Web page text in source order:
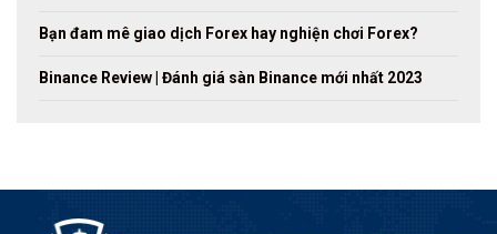
Bạn đam mê giao dịch Forex hay nghiện chơi Forex?
Binance Review | Đánh giá sàn Binance mới nhất 2023